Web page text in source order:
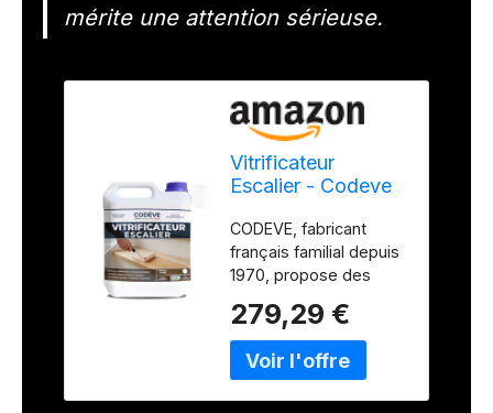
mérite une attention sérieuse.
Vitrificateur
Escalier - Codeve
Intérieur - Pour La
Protection D'un
Escalier En Chêne,
Sapin, Hêtre Ou
Frêne.
CODEVE, fabricant
français familial depuis
1970, propose des
professionnels, conçus
et fabriqués en direct
avec une maîtrise
279,29 €